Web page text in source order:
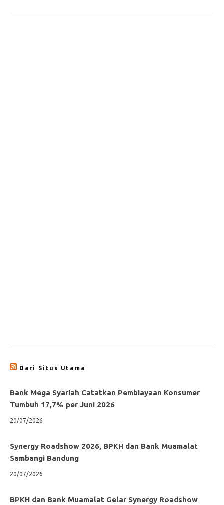
Dari Situs Utama
Bank Mega Syariah Catatkan Pembiayaan Konsumer
Tumbuh 17,7% per Juni 2026
20/07/2026
Synergy Roadshow 2026, BPKH dan Bank Muamalat
Sambangi Bandung
20/07/2026
BPKH dan Bank Muamalat Gelar Synergy Roadshow